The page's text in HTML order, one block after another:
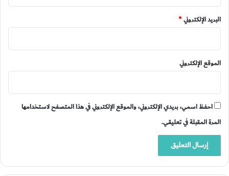
البريد الإلكتروني*
الموقع الإلكتروني
احفظ اسمي، بريدي الإلكتروني، والموقع الإلكتروني في هذا المتصفح لاستخدامها
المرة المقبلة في تعليقي.